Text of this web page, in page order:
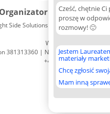
Cześć, chętnie
proszę w
rozmowy! 🙂
Jestem
materiały
Chcę zgłosić
Mam inną
Organizator plebiscytu
Side Solutions sp. z o. o. sp. k.
ul. Ruska 22
Wrocław 50-079
381313360 | NIP 8943132676
+48 508 492 400